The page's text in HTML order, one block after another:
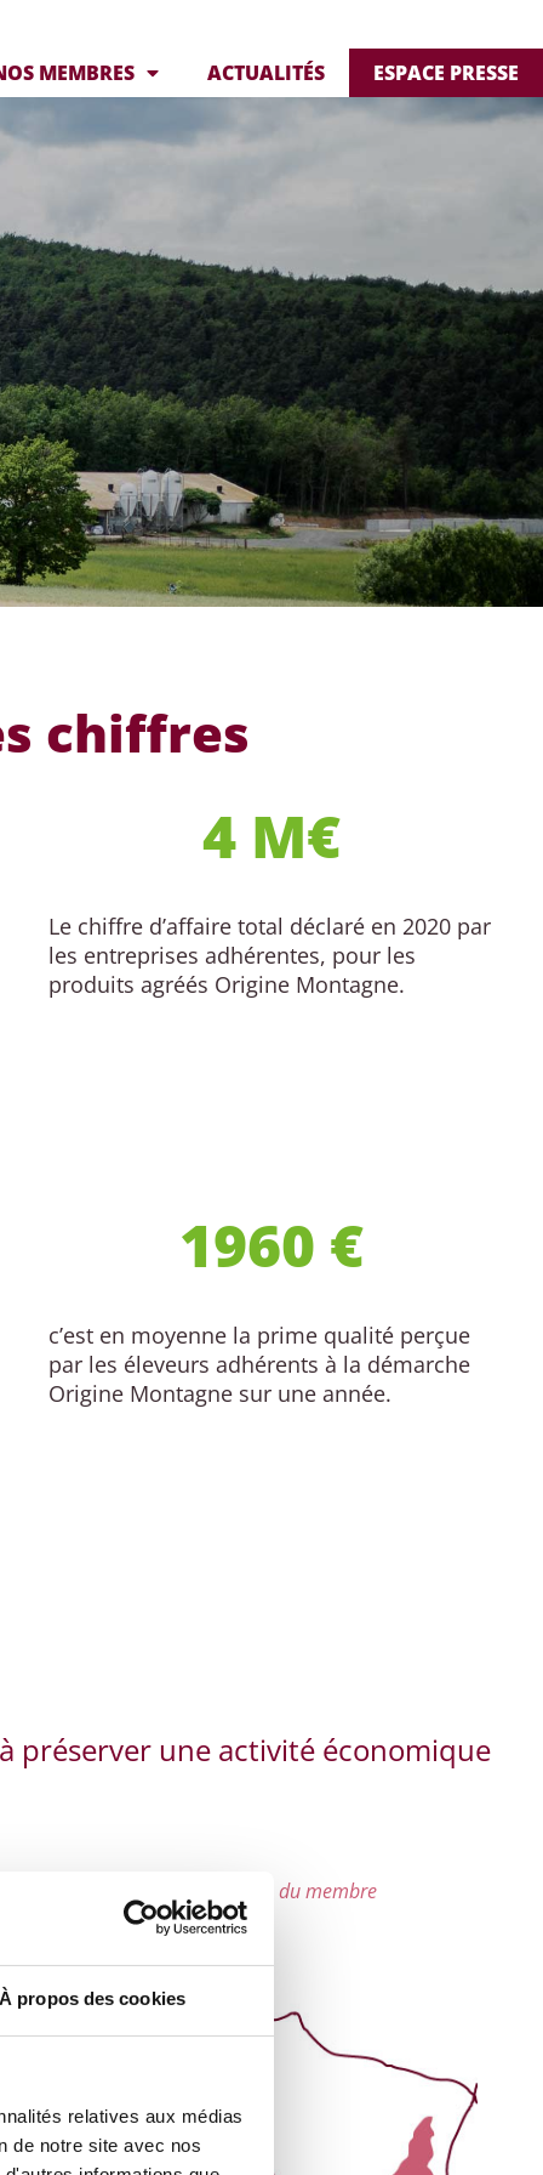
À propos des cookies
relatives aux médias
de notre site avec nos
MEMBRES ACTUALITÉS ESPACE PRESSE
chiffres
4 M€
Le chiffre d’affaire total déclaré en 2020 par
les entreprises adhérentes, pour les
produits agréés Origine Montagne.
1960 €
c’est en moyenne la prime qualité perçue
par les éleveurs adhérents à la démarche
Origine Montagne sur une année.
préserver une activité économique
sur un pointeur pour voir la fiche du membre